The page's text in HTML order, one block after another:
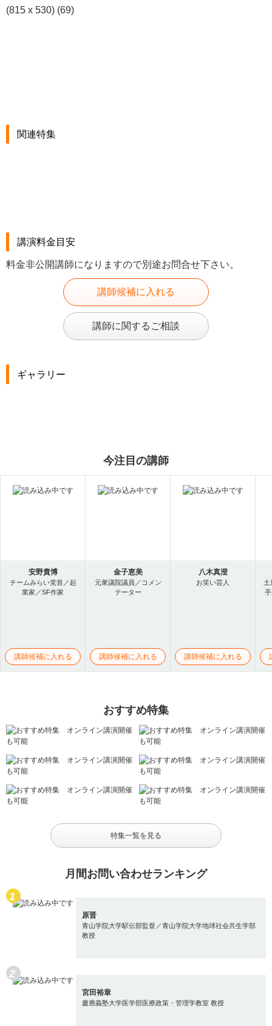
関連特集
講演料金目安
料金非公開講師になりますので別途お問合せ下さい。
講師候補に入れる
講師に関するご相談
ギャラリー
今注目の講師
安野貴博
チームみらい党首／起
業家／SF作家
講師候補に入れる
金子恵美
元衆議院議員／コメン
テーター
講師候補に入れる
八木真澄
お笑い芸人
講師候補に入れる
土
おすすめ特集
特集一覧を見る
月間お問い合わせランキング
原晋
青山学院大学駅伝部監督／青山学院大学地球社会共生学部
教授
宮田裕章
慶應義塾大学医学部医療政策・管理学教室 教授